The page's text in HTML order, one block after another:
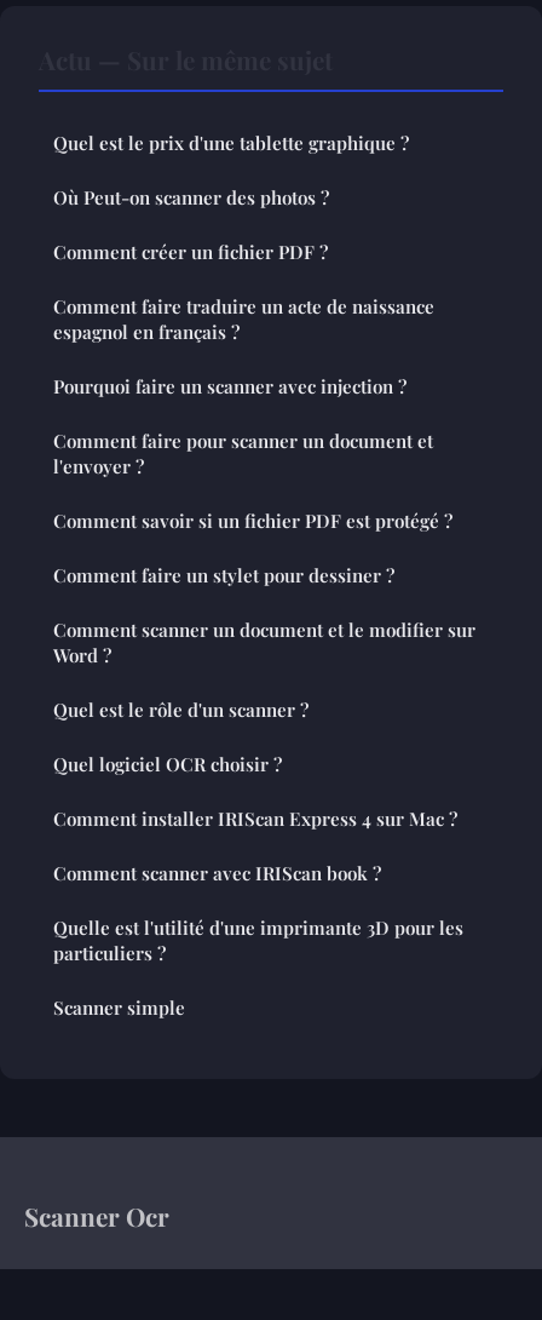
Quel est le prix d'une tablette graphique ?
Où Peut-on scanner des photos ?
Comment créer un fichier PDF ?
Comment faire traduire un acte de naissance
espagnol en français ?
Pourquoi faire un scanner avec injection ?
Comment faire pour scanner un document et
l'envoyer ?
Comment savoir si un fichier PDF est protégé ?
Comment faire un stylet pour dessiner ?
Comment scanner un document et le modifier sur
Word ?
Quel est le rôle d'un scanner ?
Quel logiciel OCR choisir ?
Comment installer IRIScan Express 4 sur Mac ?
Comment scanner avec IRIScan book ?
Quelle est l'utilité d'une imprimante 3D pour les
particuliers ?
Scanner simple
Scanner Ocr